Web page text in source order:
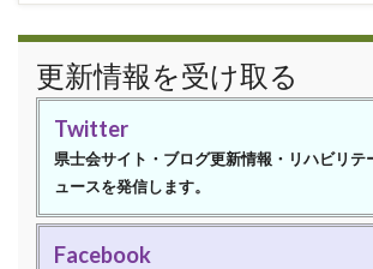
更新情報を受け取る
Twitter
県士会サイト・ブログ更新情報・リハビリテ
ュースを発信します。
Facebook